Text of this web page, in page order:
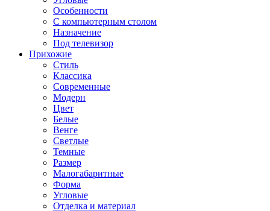
Особенности
С компьютерным столом
Назначение
Под телевизор
Прихожие
Стиль
Классика
Современные
Модерн
Цвет
Белые
Венге
Светлые
Темные
Размер
Малогабаритные
Форма
Угловые
Отделка и материал